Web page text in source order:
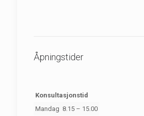
Åpningstider
Konsultasjonstid
Mandag 8.15 – 15.00